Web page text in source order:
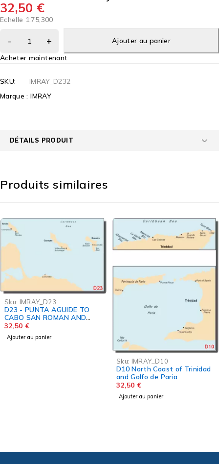
32,50 €
Echelle 1:75,300
Ajouter au panier
Acheter maintenant
SKU:
IMRAY_D232
Marque :IMRAY
DÉTAILS PRODUIT
Produits similaires
Sku:IMRAY_D23
D23 - PUNTA AGUIDE TO
CABO SAN ROMAN AND
A,B,C ISLANDS
32,50€
Ajouter au panier
Sku:IMRAY_D10
D10 North Coast of Trinidad
and Golfo de Paria
32,50€
Ajouter au panier